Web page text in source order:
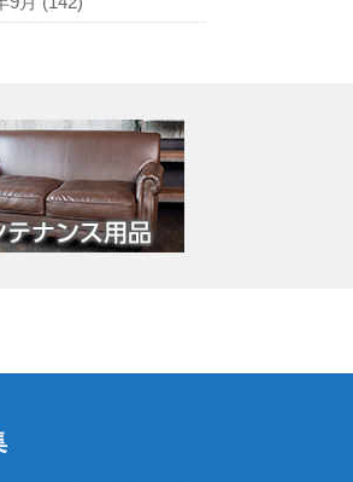
キン
ロッシュ
・ヒロコ